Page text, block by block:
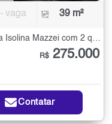
- vaga 39 m²
Condomínio Fechado à Venda na Vila Isolina Mazzei com 2 quartos - 39 m²
R$ 275.000
Contatar